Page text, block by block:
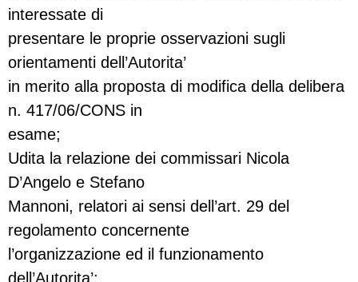
interessate di
presentare le proprie osservazioni sugli
orientamenti dell’Autorita’
in merito alla proposta di modifica della delibera
n. 417/06/CONS in
esame;
Udita la relazione dei commissari Nicola
D’Angelo e Stefano
Mannoni, relatori ai sensi dell’art. 29 del
regolamento concernente
l’organizzazione ed il funzionamento
dell’Autorita’;